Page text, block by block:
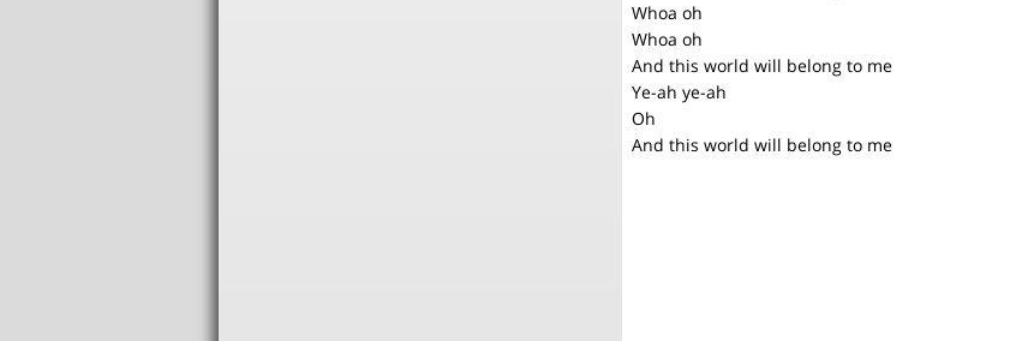
Whoa oh
Whoa oh
And this world will belong to me
Ye-ah ye-ah
Oh
And this world will belong to me